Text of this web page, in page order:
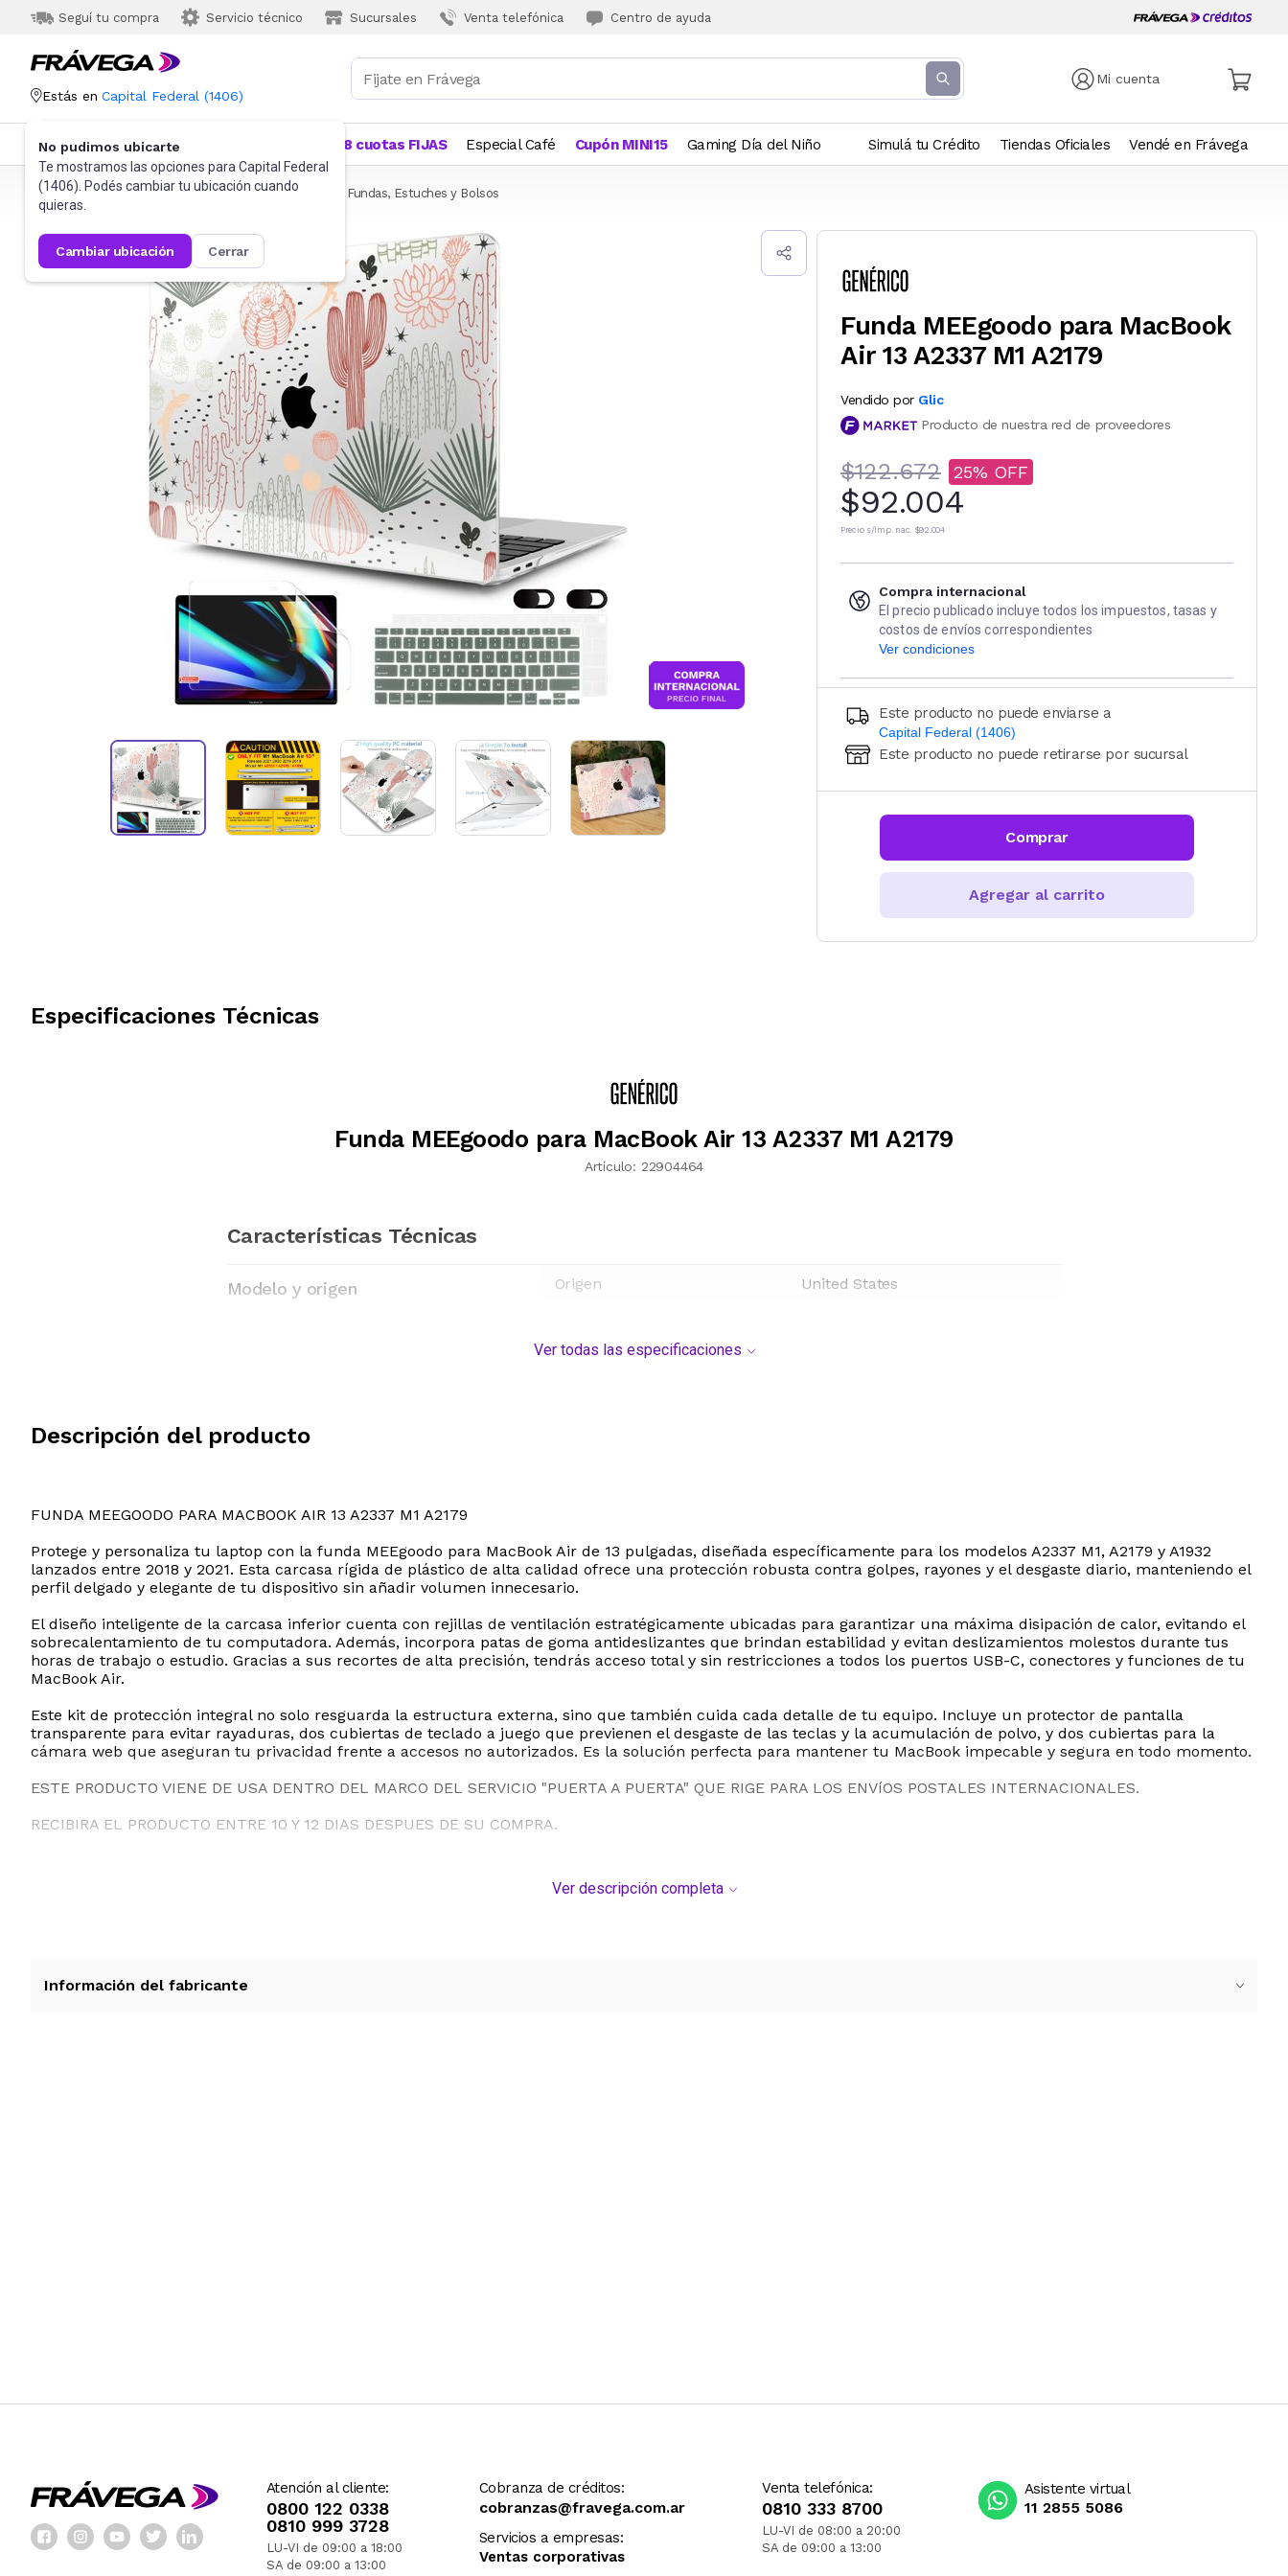
Seguí tu compra Servicio técnico Sucursales Venta telefónica Centro de ayuda
Mi cuenta
Estás en Capital Federal (1406)
No pudimos ubicarte
Te mostramos las opciones para Capital Federal
(1406). Podés cambiar tu ubicación cuando
quieras.
cambiar ubicación cerrar
Categorías Más Vendidos 18 cuotas FIJAS Especial Café Cupón MINI15 Gaming Día del Niño Simulá tu Crédito Tiendas Oficiales Vendé en Frávega
Frávega Informática Accesorios de Informática Fundas, Estuches y Bolsos
Funda MEEgoodo para MacBook
Air 13 A2337 M1 A2179
Vendido por Glic
Producto de nuestra red de proveedores
$122.672 25
$92.004
Precio s/imp. nac. $92.004
Compra internacional
El precio publicado incluye todos los impuestos, tasas y
costos de envíos correspondientes
Ver condiciones
Este producto no puede enviarse a
Capital Federal (1406)
Ingresá código postal (sólo números)
CALCULAR
Este producto no puede retirarse por sucursal
Comprar
Agregar al carrito
Especificaciones Técnicas
Funda MEEgoodo para MacBook Air 13 A2337 M1 A2179
Artículo: 22904464
Características Técnicas
Modelo y origen Origen United States
Ver todas las especificaciones
Descripción del producto
FUNDA MEEGOODO PARA MACBOOK AIR 13 A2337 M1 A2179
Protege y personaliza tu laptop con la funda MEEgoodo para MacBook Air de 13 pulgadas, diseñada específicamente para los modelos A2337 M1, A2179 y A1932
lanzados entre 2018 y 2021. Esta carcasa rígida de plástico de alta calidad ofrece una protección robusta contra golpes, rayones y el desgaste diario, manteniendo el
perfil delgado y elegante de tu dispositivo sin añadir volumen innecesario.
El diseño inteligente de la carcasa inferior cuenta con rejillas de ventilación estratégicamente ubicadas para garantizar una máxima disipación de calor, evitando el
sobrecalentamiento de tu computadora. Además, incorpora patas de goma antideslizantes que brindan estabilidad y evitan deslizamientos molestos durante tus
horas de trabajo o estudio. Gracias a sus recortes de alta precisión, tendrás acceso total y sin restricciones a todos los puertos USB-C, conectores y funciones de tu
MacBook Air.
Este kit de protección integral no solo resguarda la estructura externa, sino que también cuida cada detalle de tu equipo. Incluye un protector de pantalla
transparente para evitar rayaduras, dos cubiertas de teclado a juego que previenen el desgaste de las teclas y la acumulación de polvo, y dos cubiertas para la
cámara web que aseguran tu privacidad frente a accesos no autorizados. Es la solución perfecta para mantener tu MacBook impecable y segura en todo momento.
ESTE PRODUCTO VIENE DE USA DENTRO DEL MARCO DEL SERVICIO "PUERTA A PUERTA" QUE RIGE PARA LOS ENVíOS POSTALES INTERNACIONALES.
RECIBIRA EL PRODUCTO ENTRE 10 Y 12 DIAS DESPUES DE SU COMPRA.
Ver descripción completa
Información del fabricante
Atención al cliente:
0800 122 0338
0810 999 3728
LU-VI de 09:00 a 18:00
SA de 09:00 a 13:00
Cobranza de créditos:
cobranzas@fravega.com.ar
Servicios a empresas:
Ventas corporativas
Venta telefónica:
0810 333 8700
LU-VI de 08:00 a 20:00
SA de 09:00 a 13:00
Asistente virtual
11 2855 5086